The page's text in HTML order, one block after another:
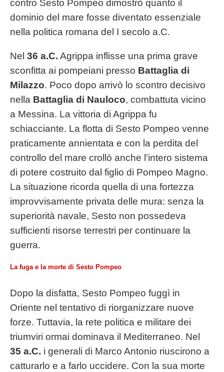
contro Sesto Pompeo dimostrò quanto il
dominio del mare fosse diventato essenziale
nella politica romana del I secolo a.C.
Nel 36 a.C. Agrippa inflisse una prima grave
sconfitta ai pompeiani presso Battaglia di
Milazzo. Poco dopo arrivò lo scontro decisivo
nella Battaglia di Nauloco, combattuta vicino
a Messina. La vittoria di Agrippa fu
schiacciante. La flotta di Sesto Pompeo venne
praticamente annientata e con la perdita del
controllo del mare crollò anche l’intero sistema
di potere costruito dal figlio di Pompeo Magno.
La situazione ricorda quella di una fortezza
improvvisamente privata delle mura: senza la
superiorità navale, Sesto non possedeva
sufficienti risorse terrestri per continuare la
guerra.
La fuga e la morte di Sesto Pompeo
Dopo la disfatta, Sesto Pompeo fuggì in
Oriente nel tentativo di riorganizzare nuove
forze. Tuttavia, la rete politica e militare dei
triumviri ormai dominava il Mediterraneo. Nel
35 a.C. i generali di Marco Antonio riuscirono a
catturarlo e a farlo uccidere. Con la sua morte